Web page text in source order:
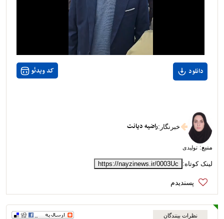
Video
دانلود کد ویدئو
خبرنگار :راضیه دیانت
منبع: تولیدی
لینک کوتاه: https://nayzinews.ir/0003Uc
نظرات بینندگان